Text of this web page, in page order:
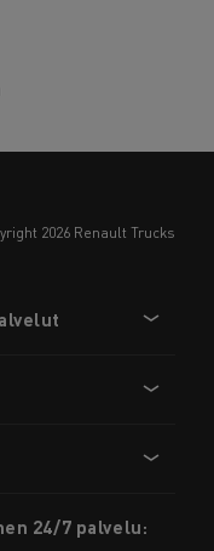
2026 Renault Trucks
24/7 palvelu: